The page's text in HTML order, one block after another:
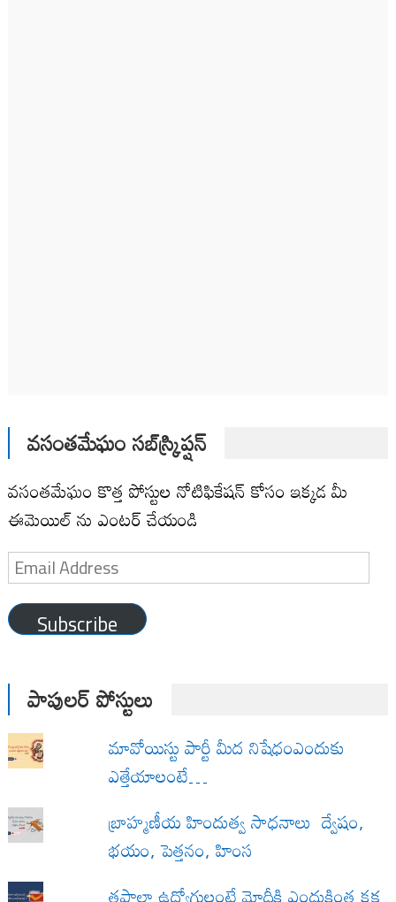
వసంతమేఘం సబ్‌స్క్రిప్షన్
వసంతమేఘం కొత్త పోస్టుల నోటిఫికేషన్ కోసం ఇక్కడ మీ
ఈమెయిల్ ను ఎంటర్ చేయండి
Email
Address
Subscribe
పాపులర్ పోస్టులు
మావోయిస్టు పార్టీ మీద నిషేధంఎందుకు
ఎత్తేయాలంటే…
బ్రాహ్మణీయ హిందుత్వ సాధనాలు ద్వేషం,
భయం, పెత్తనం, హింస